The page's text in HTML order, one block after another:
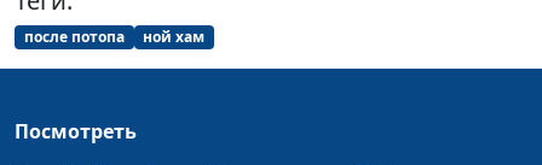
и Евы
Книга Бытие, 2
после потопа ной хам
Посмотреть